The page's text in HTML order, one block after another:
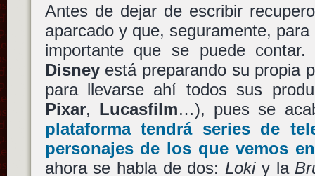
Antes de dejar de escribir
aparcado y que, seguramente,
importante que se puede
Disneyestá preparando su propia
para llevarse ahí todos sus
Pixar, Lucasfilm…), pues se
plataforma tendrá series de
personajes de los que vemos
ahora se habla de dos: Lokiy la